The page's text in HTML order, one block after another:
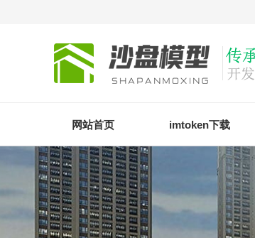
网站首页 imtoken下载